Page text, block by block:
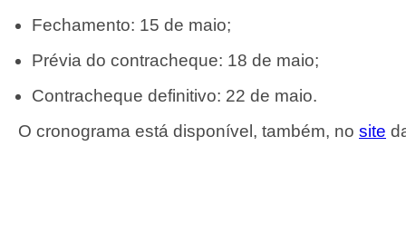
Fechamento: 15 de maio;
Prévia do contracheque: 18 de maio;
Contracheque definitivo: 22 de maio.
O cronograma está disponível, também, no site